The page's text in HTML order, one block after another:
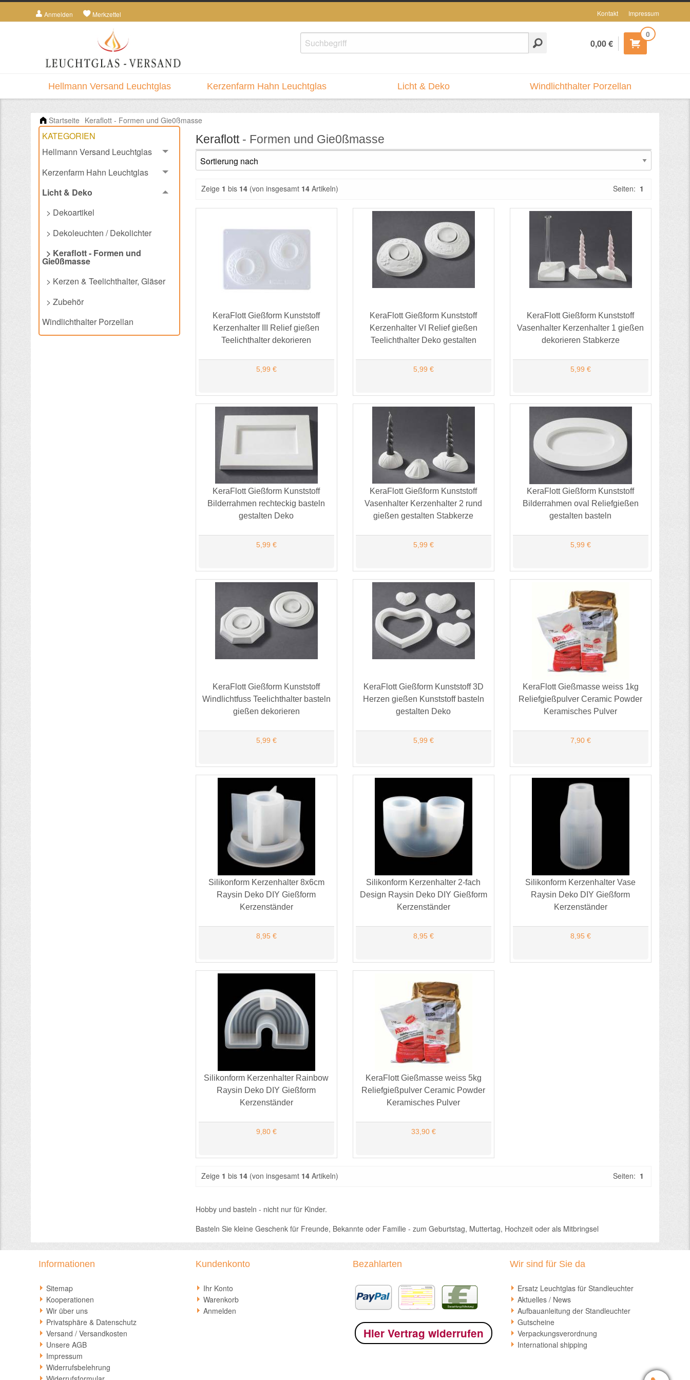
Anmelden Merkzettel Kontakt Impressum
0
0,00 €
Hellmann Versand Leuchtglas Kerzenfarm Hahn Leuchtglas Licht & Deko Windlichthalter Porzellan
Startseite Keraflott - Formen und Gie0ßmasse
KATEGORIEN
Hellmann Versand Leuchtglas
Kerzenfarm Hahn Leuchtglas
Licht & Deko
> Dekoartikel
> Dekoleuchten / Dekolichter
> Keraflott - Formen und
Gie0ßmasse
> Kerzen & Teelichthalter, Gläser
> Zubehör
Windlichthalter Porzellan
Keraflott- Formen und Gie0ßmasse
Zeige 1 bis 14 (von insgesamt 14 Artikeln) Seiten: 1
KeraFlott Gießform Kunststoff
Kerzenhalter III Relief gießen
Teelichthalter dekorieren
5,99 €
KeraFlott Gießform Kunststoff
Kerzenhalter VI Relief gießen
Teelichthalter Deko gestalten
5,99 €
KeraFlott Gießform Kunststoff
Vasenhalter Kerzenhalter 1 gießen
dekorieren Stabkerze
5,99 €
KeraFlott Gießform Kunststoff
Bilderrahmen rechteckig basteln
gestalten Deko
5,99 €
KeraFlott Gießform Kunststoff
Vasenhalter Kerzenhalter 2 rund
gießen gestalten Stabkerze
5,99 €
KeraFlott Gießform Kunststoff
Bilderrahmen oval Reliefgießen
gestalten basteln
5,99 €
KeraFlott Gießform Kunststoff
Windlichtfuss Teelichthalter basteln
gießen dekorieren
5,99 €
KeraFlott Gießform Kunststoff 3D
Herzen gießen Kunststoff basteln
gestalten Deko
5,99 €
KeraFlott Gießmasse weiss 1kg
Reliefgießpulver Ceramic Powder
Keramisches Pulver
7,90 €
Silikonform Kerzenhalter 8x6cm
Raysin Deko DIY Gießform
Kerzenständer
8,95 €
Silikonform Kerzenhalter 2-fach
Design Raysin Deko DIY Gießform
Kerzenständer
8,95 €
Silikonform Kerzenhalter Vase
Raysin Deko DIY Gießform
Kerzenständer
8,95 €
Silikonform Kerzenhalter Rainbow
Raysin Deko DIY Gießform
Kerzenständer
9,80 €
KeraFlott Gießmasse weiss 5kg
Reliefgießpulver Ceramic Powder
Keramisches Pulver
33,90 €
Zeige 1 bis 14 (von insgesamt 14 Artikeln) Seiten: 1
Hobby und basteln - nicht nur für Kinder.
Basteln Sie kleine Geschenk für Freunde, Bekannte oder Familie - zum Geburtstag, Muttertag, Hochzeit oder als Mitbringsel
Informationen
Sitemap
Kooperationen
Wir über uns
Privatsphäre & Datenschutz
Versand / Versandkosten
Unsere AGB
Impressum
Widerrufsbelehrung
Kundenkonto
Ihr Konto
Warenkorb
Anmelden
Bezahlarten
Hier Vertrag widerrufen
Wir sind für Sie da
Ersatz Leuchtglas für Standleuchter
Aktuelles / News
Aufbauanleitung der Standleuchter
Gutscheine
Verpackungsverordnung
International shipping